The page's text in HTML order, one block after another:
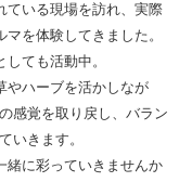
ている現場を訪れ、実際
を体験してきました。
ても活動中。
やハーブを活かしなが
感覚を取り戻し、バラン
いきます。
緒に彩っていきませんか